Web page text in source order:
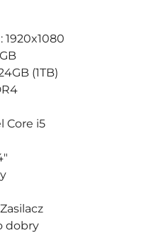
1920x1080
(1TB)
Core i5
dobry